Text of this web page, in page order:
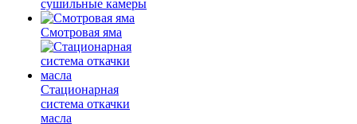
сушильные камеры
Смотровая яма
Стационарная
система откачки
масла